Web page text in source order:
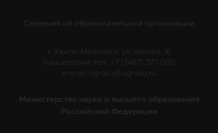
Сведения об образовательной организации
г. Ханты-Мансийск, ул. Чехова, 16
Канцелярия: тел.: +7 (3467) 377-000
e-mail:
ugrasu@ugrasu.ru
Министерство науки и высшего образования
Российской Федерации